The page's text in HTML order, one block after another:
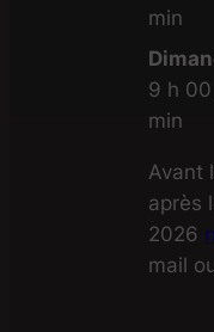
min
9 h
min
Avant
après
2026
mail